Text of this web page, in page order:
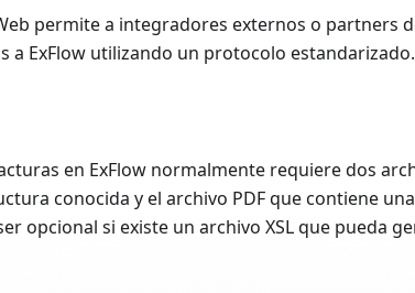
permite a integradores externos o partners
a ExFlow utilizando un protocolo estandarizado.
en ExFlow normalmente requiere dos
conocida y el archivo PDF que contiene
opcional si existe un archivo XSL que pueda